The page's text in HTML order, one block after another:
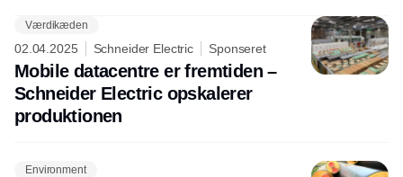
Værdikæden
02.04.2025 Schneider Electric Sponseret
Mobile datacentre er fremtiden –
Schneider Electric opskalerer
produktionen
Environment